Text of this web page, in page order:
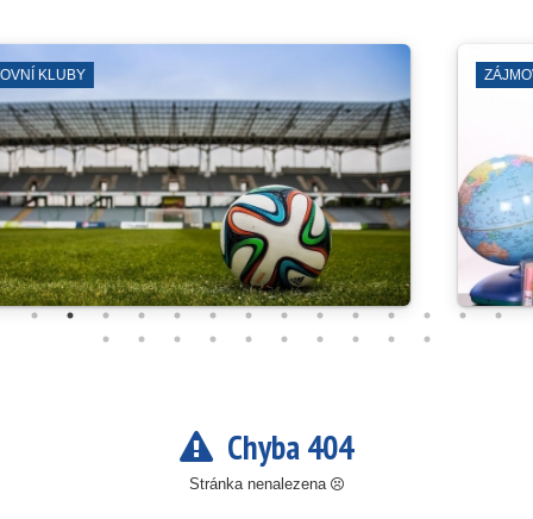
ZÁJMOVÁ SDRUŽENÍ
Chyba 404
Stránka nenalezena